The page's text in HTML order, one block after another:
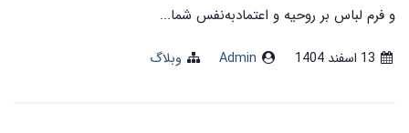
و فرم لباس بر روحیه و اعتمادبه‌نفس شما...
Admin وبلاگ